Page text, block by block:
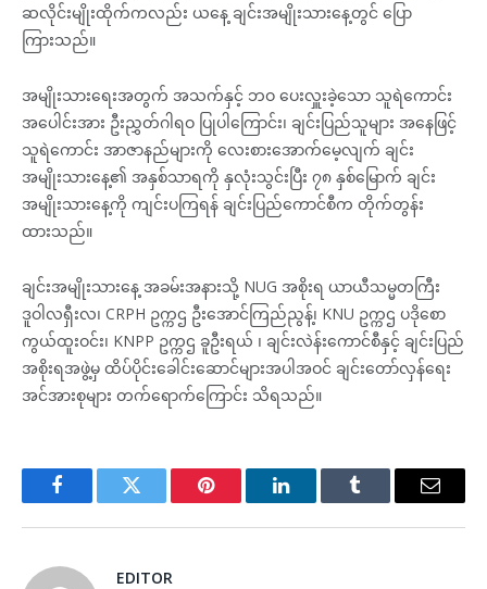
ဆလိုင်းမျိုးထိုက်ကလည်း ယနေ့ ချင်းအမျိုးသားနေ့တွင် ပြော
ကြားသည်။
အမျိုးသားရေးအတွက် အသက်နှင့် ဘဝ ပေးလှူးခဲ့သော သူရဲကောင်း
အပေါင်းအား ဦးညွှတ်ဂါရဝ ပြုပါကြောင်း၊ ချင်းပြည်သူများ အနေဖြင့်
သူရဲကောင်း အာဇာနည်များကို လေးစားအောက်မေ့လျက် ချင်း
အမျိုးသားနေ့၏ အနှစ်သာရကို နှလုံးသွင်းပြီး ၇၈ နှစ်မြောက် ချင်း
အမျိုးသားနေ့ကို ကျင်းပကြရန် ချင်းပြည်ကောင်စီက တိုက်တွန်း
ထားသည်။
ချင်းအမျိုးသားနေ့ အခမ်းအနားသို့ NUG အစိုးရ ယာယီသမ္မတကြီး
ဒူဝါလရှီးလ၊ CRPH ဥက္ကဌ ဦးအောင်ကြည်ညွန့်၊ KNU ဥက္ကဌ ပဒိုစော
ကွယ်ထူးဝင်း၊ KNPP ဥက္ကဌ ခူဦးရယ် ၊ ချင်းလဲန်းကောင်စီနှင့် ချင်းပြည်
အစိုးရအဖွဲ့မှ ထိပ်ပိုင်းခေါင်းဆောင်များအပါအဝင် ချင်းတော်လှန်ရေး
အင်အားစုများ တက်ရောက်ကြောင်း သိရသည်။
FacebookTwitter Pinterest LinkedInTumblr Email
EDITOR